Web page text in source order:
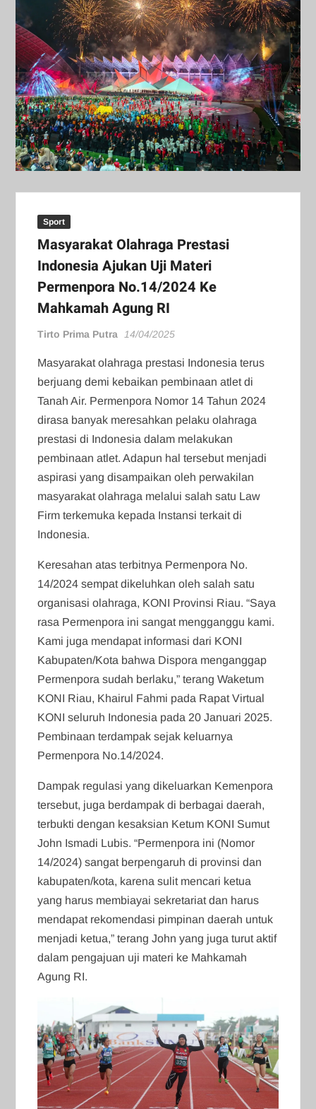
Sport
Masyarakat Olahraga Prestasi
Indonesia Ajukan Uji Materi
Permenpora No.14/2024 Ke
Mahkamah Agung RI
Tirto Prima Putra 14/04/2025
Masyarakat olahraga prestasi Indonesia terus
berjuang demi kebaikan pembinaan atlet di
Tanah Air. Permenpora Nomor 14 Tahun 2024
dirasa banyak meresahkan pelaku olahraga
prestasi di Indonesia dalam melakukan
pembinaan atlet. Adapun hal tersebut menjadi
aspirasi yang disampaikan oleh perwakilan
masyarakat olahraga melalui salah satu Law
Firm terkemuka kepada Instansi terkait di
Indonesia.
Keresahan atas terbitnya Permenpora No.
14/2024 sempat dikeluhkan oleh salah satu
organisasi olahraga, KONI Provinsi Riau. “Saya
rasa Permenpora ini sangat mengganggu kami.
Kami juga mendapat informasi dari KONI
Kabupaten/Kota bahwa Dispora menganggap
Permenpora sudah berlaku,” terang Waketum
KONI Riau, Khairul Fahmi pada Rapat Virtual
KONI seluruh Indonesia pada 20 Januari 2025.
Pembinaan terdampak sejak keluarnya
Permenpora No.14/2024.
Dampak regulasi yang dikeluarkan Kemenpora
tersebut, juga berdampak di berbagai daerah,
terbukti dengan kesaksian Ketum KONI Sumut
John Ismadi Lubis. “Permenpora ini (Nomor
14/2024) sangat berpengaruh di provinsi dan
kabupaten/kota, karena sulit mencari ketua
yang harus membiayai sekretariat dan harus
mendapat rekomendasi pimpinan daerah untuk
menjadi ketua,” terang John yang juga turut aktif
dalam pengajuan uji materi ke Mahkamah
Agung RI.